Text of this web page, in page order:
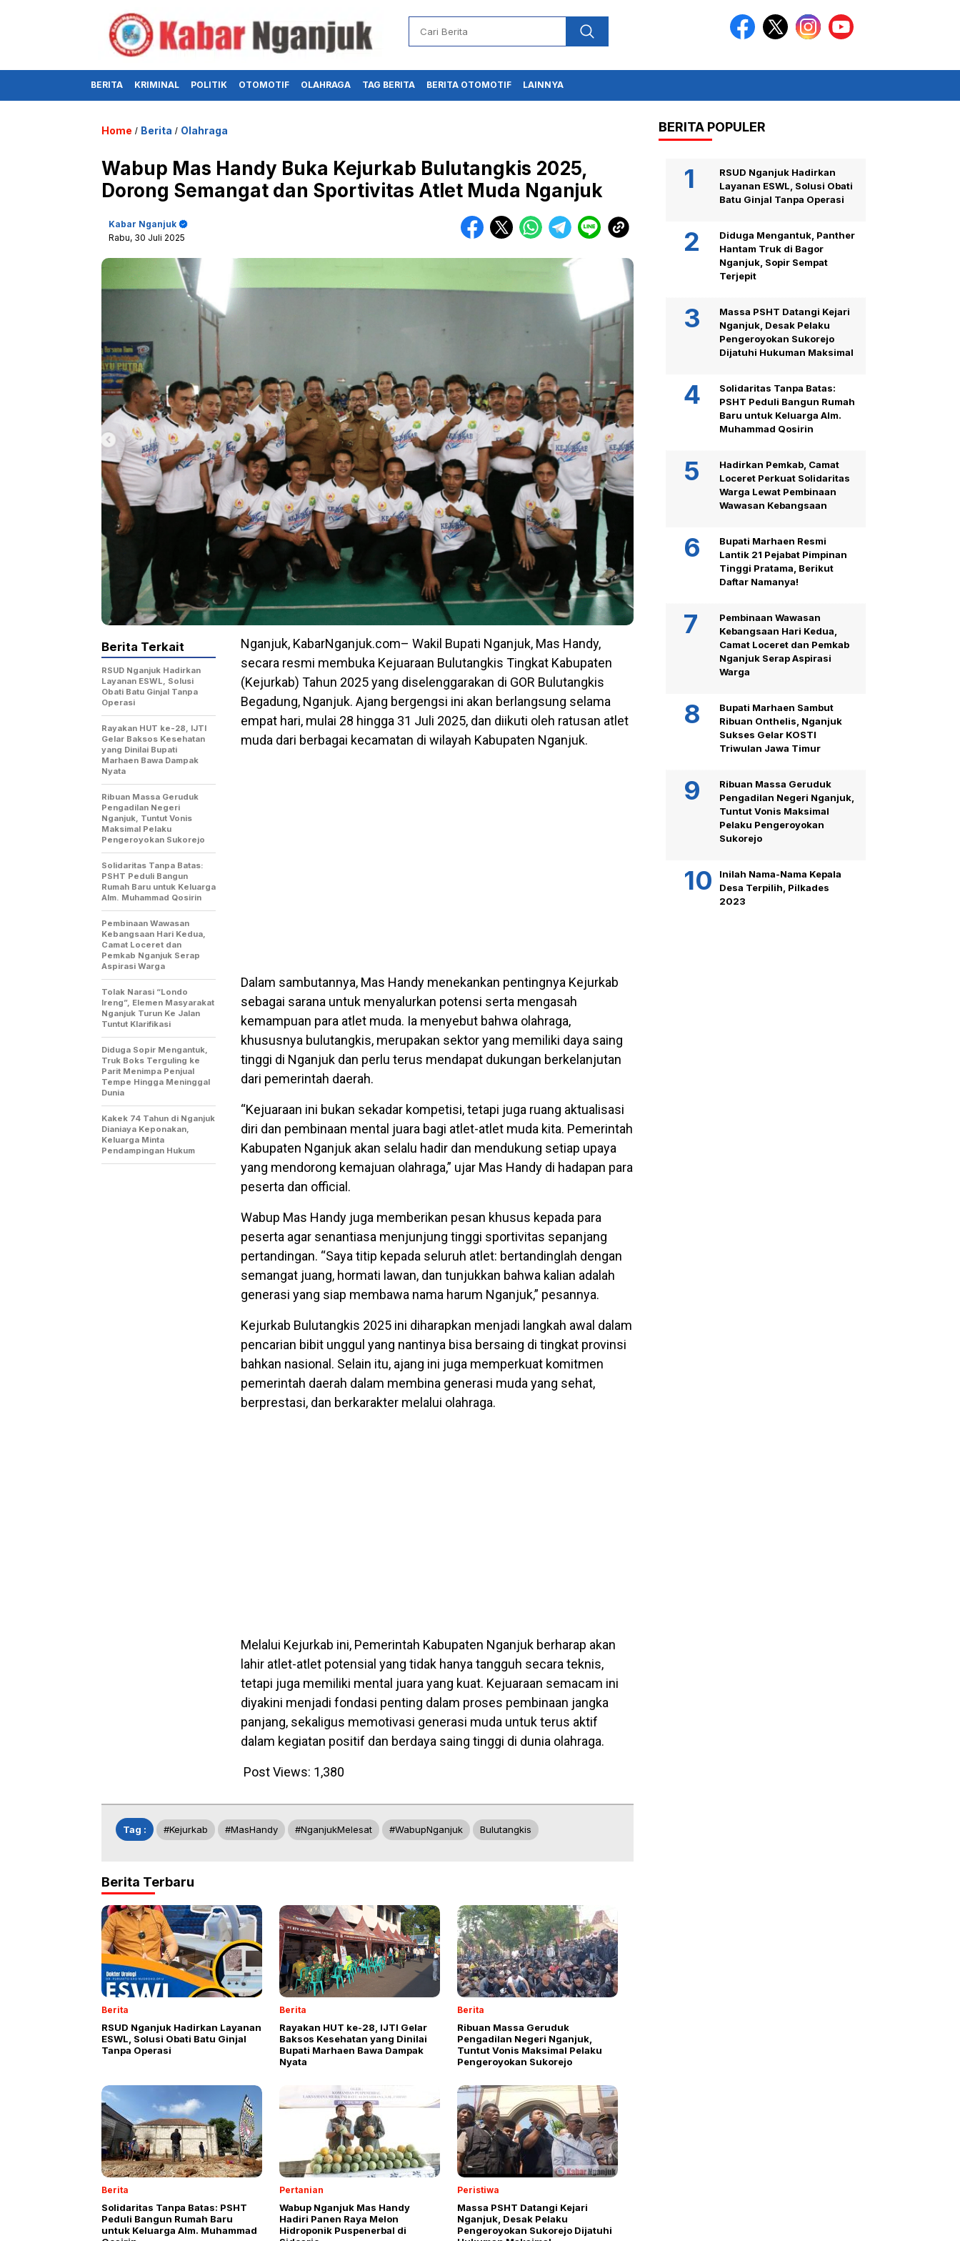
BERITA KRIMINAL POLITIK OTOMOTIF OLAHRAGA TAG BERITA BERITA OTOMOTIF LAINNYA
Home / Berita / Olahraga
Wabup Mas Handy Buka Kejurkab Bulutangkis 2025,
Dorong Semangat dan Sportivitas Atlet Muda Nganjuk
Kabar Nganjuk
Rabu, 30 Juli 2025
Nganjuk, KabarNganjuk.com– Wakil Bupati Nganjuk, Mas Handy,
secara resmi membuka Kejuaraan Bulutangkis Tingkat Kabupaten
(Kejurkab) Tahun 2025 yang diselenggarakan di GOR Bulutangkis
Begadung, Nganjuk. Ajang bergengsi ini akan berlangsung selama
empat hari, mulai 28 hingga 31 Juli 2025, dan diikuti oleh ratusan atlet
muda dari berbagai kecamatan di wilayah Kabupaten Nganjuk.
Dalam sambutannya, Mas Handy menekankan pentingnya Kejurkab
sebagai sarana untuk menyalurkan potensi serta mengasah
kemampuan para atlet muda. Ia menyebut bahwa olahraga,
khususnya bulutangkis, merupakan sektor yang memiliki daya saing
tinggi di Nganjuk dan perlu terus mendapat dukungan berkelanjutan
dari pemerintah daerah.
“Kejuaraan ini bukan sekadar kompetisi, tetapi juga ruang aktualisasi
diri dan pembinaan mental juara bagi atlet-atlet muda kita. Pemerintah
Kabupaten Nganjuk akan selalu hadir dan mendukung setiap upaya
yang mendorong kemajuan olahraga,” ujar Mas Handy di hadapan para
peserta dan official.
Wabup Mas Handy juga memberikan pesan khusus kepada para
peserta agar senantiasa menjunjung tinggi sportivitas sepanjang
pertandingan. “Saya titip kepada seluruh atlet: bertandinglah dengan
semangat juang, hormati lawan, dan tunjukkan bahwa kalian adalah
generasi yang siap membawa nama harum Nganjuk,” pesannya.
Kejurkab Bulutangkis 2025 ini diharapkan menjadi langkah awal dalam
pencarian bibit unggul yang nantinya bisa bersaing di tingkat provinsi
bahkan nasional. Selain itu, ajang ini juga memperkuat komitmen
pemerintah daerah dalam membina generasi muda yang sehat,
berprestasi, dan berkarakter melalui olahraga.
Melalui Kejurkab ini, Pemerintah Kabupaten Nganjuk berharap akan
lahir atlet-atlet potensial yang tidak hanya tangguh secara teknis,
tetapi juga memiliki mental juara yang kuat. Kejuaraan semacam ini
diyakini menjadi fondasi penting dalam proses pembinaan jangka
panjang, sekaligus memotivasi generasi muda untuk terus aktif
dalam kegiatan positif dan berdaya saing tinggi di dunia olahraga.
Post Views: 1,380
Berita Terkait
RSUD Nganjuk Hadirkan
Layanan ESWL, Solusi
Obati Batu Ginjal Tanpa
Operasi
Rayakan HUT ke-28, IJTI
Gelar Baksos Kesehatan
yang Dinilai Bupati
Marhaen Bawa Dampak
Nyata
Ribuan Massa Geruduk
Pengadilan Negeri
Nganjuk, Tuntut Vonis
Maksimal Pelaku
Pengeroyokan Sukorejo
Solidaritas Tanpa Batas:
PSHT Peduli Bangun
Rumah Baru untuk Keluarga
Alm. Muhammad Qosirin
Pembinaan Wawasan
Kebangsaan Hari Kedua,
Camat Loceret dan
Pemkab Nganjuk Serap
Aspirasi Warga
Tolak Narasi “Londo
Ireng”, Elemen Masyarakat
Nganjuk Turun Ke Jalan
Tuntut Klarifikasi
Diduga Sopir Mengantuk,
Truk Boks Terguling ke
Parit Menimpa Penjual
Tempe Hingga Meninggal
Dunia
Kakek 74 Tahun di Nganjuk
Dianiaya Keponakan,
Keluarga Minta
Pendampingan Hukum
Tag : #Kejurkab #MasHandy #NganjukMelesat #WabupNganjuk Bulutangkis
Berita Terbaru
Berita
RSUD Nganjuk Hadirkan Layanan
ESWL, Solusi Obati Batu Ginjal
Tanpa Operasi
Berita
Rayakan HUT ke-28, IJTI Gelar
Baksos Kesehatan yang Dinilai
Bupati Marhaen Bawa Dampak
Nyata
Berita
Ribuan Massa Geruduk
Pengadilan Negeri Nganjuk,
Tuntut Vonis Maksimal Pelaku
Pengeroyokan Sukorejo
Berita
Solidaritas Tanpa Batas: PSHT
Peduli Bangun Rumah Baru
untuk Keluarga Alm. Muhammad
Pertanian
Wabup Nganjuk Mas Handy
Hadiri Panen Raya Melon
Hidroponik Puspenerbal di
Peristiwa
Massa PSHT Datangi Kejari
Nganjuk, Desak Pelaku
Pengeroyokan Sukorejo Dijatuhi
BERITA POPULER
RSUD Nganjuk Hadirkan
Layanan ESWL, Solusi Obati
Batu Ginjal Tanpa Operasi
Diduga Mengantuk, Panther
Hantam Truk di Bagor
Nganjuk, Sopir Sempat
Terjepit
Massa PSHT Datangi Kejari
Nganjuk, Desak Pelaku
Pengeroyokan Sukorejo
Dijatuhi Hukuman Maksimal
Solidaritas Tanpa Batas:
PSHT Peduli Bangun Rumah
Baru untuk Keluarga Alm.
Muhammad Qosirin
Hadirkan Pemkab, Camat
Loceret Perkuat Solidaritas
Warga Lewat Pembinaan
Wawasan Kebangsaan
Bupati Marhaen Resmi
Lantik 21 Pejabat Pimpinan
Tinggi Pratama, Berikut
Daftar Namanya!
Pembinaan Wawasan
Kebangsaan Hari Kedua,
Camat Loceret dan Pemkab
Nganjuk Serap Aspirasi
Warga
Bupati Marhaen Sambut
Ribuan Onthelis, Nganjuk
Sukses Gelar KOSTI
Triwulan Jawa Timur
Ribuan Massa Geruduk
Pengadilan Negeri Nganjuk,
Tuntut Vonis Maksimal
Pelaku Pengeroyokan
Sukorejo
Inilah Nama-Nama Kepala
Desa Terpilih, Pilkades
2023